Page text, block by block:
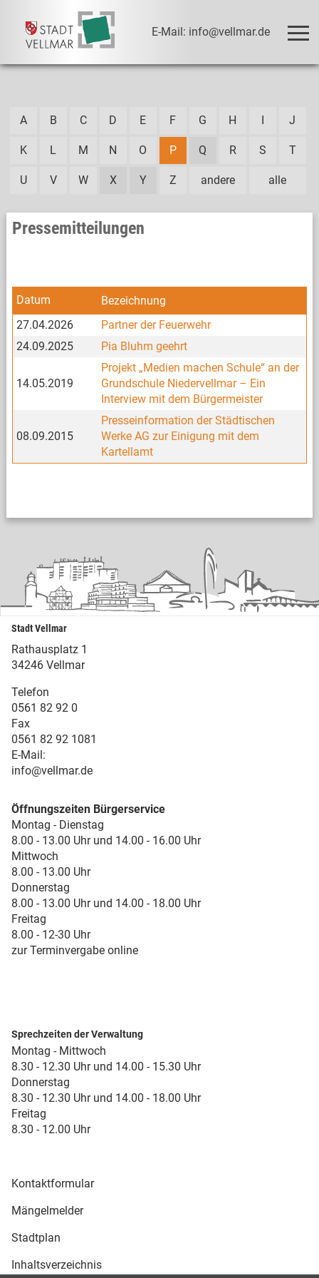
E-Mail: info@vellmar.de
alle
A B C D E F G H I J
K L M N O P Q R S T
U V W X Y Z andere
Pressemitteilungen
Datum
Bezeichnung
27.04.2026
Partner der Feuerwehr
24.09.2025
Pia Bluhm geehrt
14.05.2019
Projekt „Medien machen Schule“ an der
Grundschule Niedervellmar – Ein
Interview mit dem Bürgermeister
08.09.2015
Presseinformation der Städtischen
Werke AG zur Einigung mit dem
Kartellamt
Stadt Vellmar
Rathausplatz 1
34246 Vellmar
Telefon
0561 82 92 0
Fax
0561 82 92 1081
E-Mail:
info@vellmar.de
Öffnungszeiten Bürgerservice
Montag - Dienstag
8.00 - 13.00 Uhr und 14.00 - 16.00 Uhr
Mittwoch
8.00 - 13.00 Uhr
Donnerstag
8.00 - 13.00 Uhr und 14.00 - 18.00 Uhr
Freitag
8.00 - 12-30 Uhr
zur Terminvergabe online
Sprechzeiten der Verwaltung
Montag - Mittwoch
8.30 - 12.30 Uhr und 14.00 - 15.30 Uhr
Donnerstag
8.30 - 12.30 Uhr und 14.00 - 18.00 Uhr
Freitag
8.30 - 12.00 Uhr
Kontaktformular
Mängelmelder
Stadtplan
Inhaltsverzeichnis